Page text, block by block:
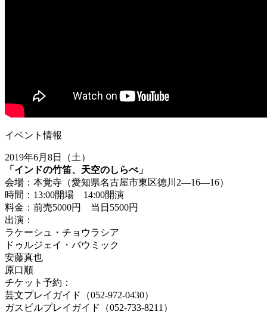
イベント情報
2019年6月8日（土）
「インドの竹笛、天空のしらべ」
会場：本覚寺（愛知県名古屋市東区徳川2―16―16）
時間：13:00開場 14:00開演
料金：前売5000円 当日5500円
出演：
ラケーシュ・チョウラシア
ドゥルジェイ・バウミック
安藤真也
原口順
チケット予約：
芸文プレイガイド（052-972-0430）
ガスビルプレイガイド（052-733-8211）